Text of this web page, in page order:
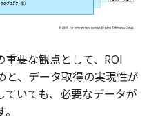
要な観点として、ROI
と、データ取得の実現性が
ていても、必要なデータが